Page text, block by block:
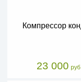
Компрессор
23 000 руб